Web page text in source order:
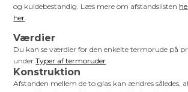
og kuldebestandig. Læs mere om afstandslisten
her
Værdier
Du kan se værdier for den enkelte termorude på
underTyper af termoruder
Konstruktion
Afstanden mellem de to glas kan ændres således,